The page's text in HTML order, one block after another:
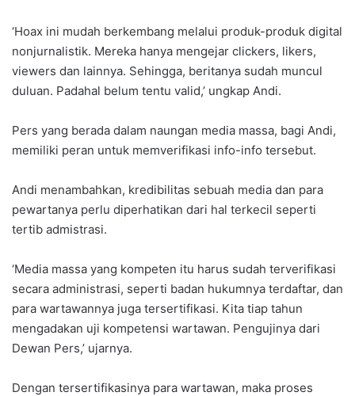
‘Hoax ini mudah berkembang melalui produk-produk digital
nonjurnalistik. Mereka hanya mengejar clickers, likers,
viewers dan lainnya. Sehingga, beritanya sudah muncul
duluan. Padahal belum tentu valid,’ ungkap Andi.
Pers yang berada dalam naungan media massa, bagi Andi,
memiliki peran untuk memverifikasi info-info tersebut.
Andi menambahkan, kredibilitas sebuah media dan para
pewartanya perlu diperhatikan dari hal terkecil seperti
tertib admistrasi.
‘Media massa yang kompeten itu harus sudah terverifikasi
secara administrasi, seperti badan hukumnya terdaftar, dan
para wartawannya juga tersertifikasi. Kita tiap tahun
mengadakan uji kompetensi wartawan. Pengujinya dari
Dewan Pers,’ ujarnya.
Dengan tersertifikasinya para wartawan, maka proses